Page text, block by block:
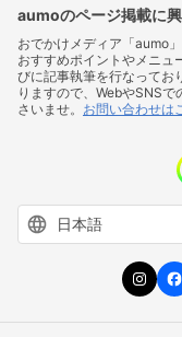
aumoのページ掲載に
おでかけメディア「aumo
おすすめポイントやメニュ
びに記事執筆を行なってお
りますので、WebやSNS
さいませ。 お問い合わせは